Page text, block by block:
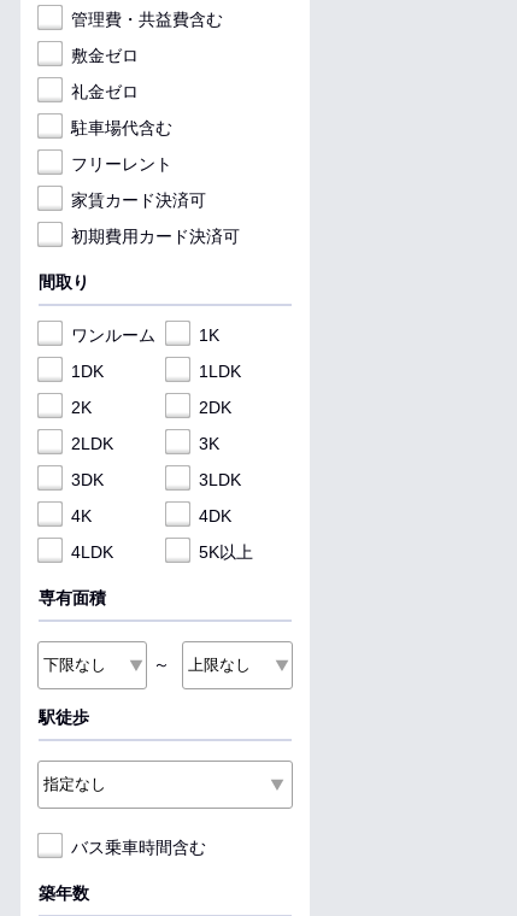
管理費・共益費含む
敷金ゼロ
礼金ゼロ
駐車場代含む
フリーレント
家賃カード決済可
初期費用カード決済可
間取り
ワンルーム
1K
1DK
1LDK
2K
2DK
2LDK
3K
3DK
3LDK
4K
4DK
4LDK
5K以上
専有面積
～
駅徒歩
バス乗車時間含む
築年数